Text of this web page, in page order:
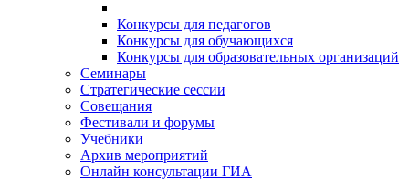
Конкурсы для педагогов
Конкурсы для обучающихся
Конкурсы для образовательных организаций
Семинары
Стратегические сессии
Совещания
Фестивали и форумы
Учебники
Архив мероприятий
Онлайн консультации ГИА